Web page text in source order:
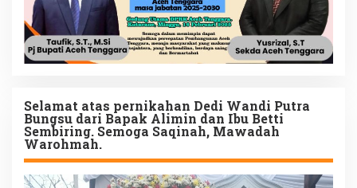
Selamat atas pernikahan Dedi Wandi Putra
Bungsu dari Bapak Alimin dan Ibu Betti
Sembiring. Semoga Saqinah, Mawadah
Warohmah.